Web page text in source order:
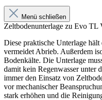
Menü schließen
Zeltbodenunterlage zu Evo TL
Diese praktische Unterlage
vermeidet Abrieb. Außerdem
Bodenkälte. Die Unterlage
damit kein Regenwasser unter
immer den Einsatz von
vor mechanischer
stark erhöhen und die